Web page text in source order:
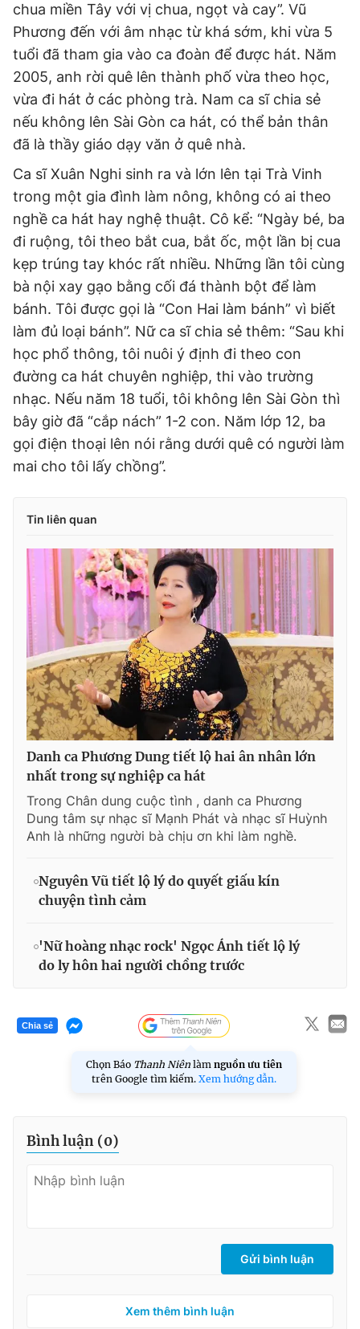
chua miền Tây với vị chua, ngọt và cay”. Vũ
Phương đến với âm nhạc từ khá sớm, khi vừa 5
tuổi đã tham gia vào ca đoàn để được hát. Năm
2005, anh rời quê lên thành phố vừa theo học,
vừa đi hát ở các phòng trà. Nam ca sĩ chia sẻ
nếu không lên Sài Gòn ca hát, có thể bản thân
đã là thầy giáo dạy văn ở quê nhà.
Ca sĩ Xuân Nghi sinh ra và lớn lên tại Trà Vinh
trong một gia đình làm nông, không có ai theo
nghề ca hát hay nghệ thuật. Cô kể: “Ngày bé, ba
đi ruộng, tôi theo bắt cua, bắt ốc, một lần bị cua
kẹp trúng tay khóc rất nhiều. Những lần tôi cùng
bà nội xay gạo bằng cối đá thành bột để làm
bánh. Tôi được gọi là “Con Hai làm bánh” vì biết
làm đủ loại bánh”. Nữ ca sĩ chia sẻ thêm: “Sau khi
học phổ thông, tôi nuôi ý định đi theo con
đường ca hát chuyên nghiệp, thi vào trường
nhạc. Nếu năm 18 tuổi, tôi không lên Sài Gòn thì
bây giờ đã “cắp nách” 1-2 con. Năm lớp 12, ba
gọi điện thoại lên nói rằng dưới quê có người làm
mai cho tôi lấy chồng”.
Tin liên quan
Danh ca Phương Dung tiết lộ hai ân nhân lớn
nhất trong sự nghiệp ca hát
Trong Chân dung cuộc tình , danh ca Phương
Dung tâm sự nhạc sĩ Mạnh Phát và nhạc sĩ Huỳnh
Anh là những người bà chịu ơn khi làm nghề.
Nguyên Vũ tiết lộ lý do quyết giấu kín
chuyện tình cảm
'Nữ hoàng nhạc rock' Ngọc Ánh tiết lộ lý
do ly hôn hai người chồng trước
Chia sẻ
Chọn Báo Thanh Niên làm nguồn ưu tiên
trên Google tìm kiếm. Xem hướng dẫn.
Bình luận (0)
Gửi bình luận
Xem thêm bình luận